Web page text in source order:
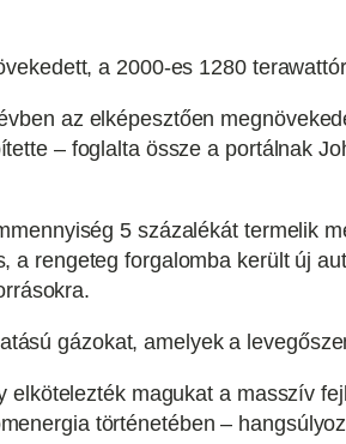
a 2000-es 1280
az elképesztően
– foglalta össze a portálnak
5 százalékát termelik
a rengeteg forgalomba került új
gázokat, amelyek a
magukat a masszív
történetében –